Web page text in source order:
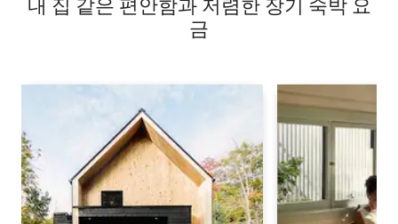
내 집 같은 편안함과 저렴한 장기 숙박 요
금